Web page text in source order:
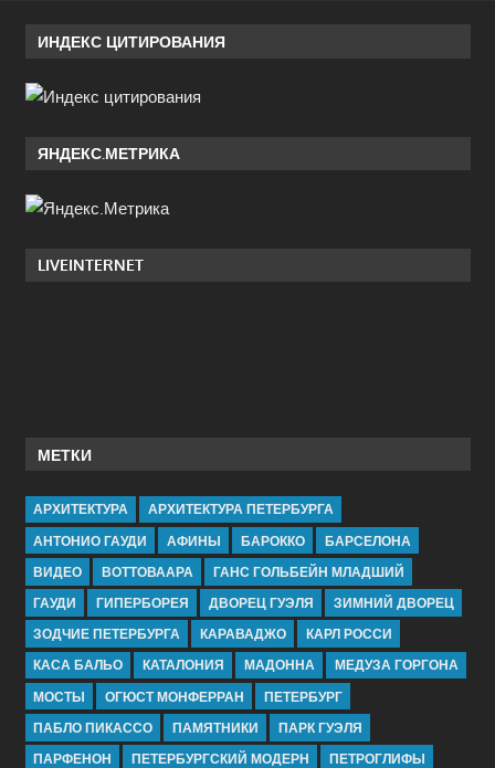
ИНДЕКС ЦИТИРОВАНИЯ
ЯНДЕКС.МЕТРИКА
LIVEINTERNET
МЕТКИ
АРХИТЕКТУРА
АРХИТЕКТУРА ПЕТЕРБУРГА
АНТОНИО ГАУДИ
АФИНЫ БАРОККО
БАРСЕЛОНА
ВИДЕО
ВОТТОВААРА
ГАНС ГОЛЬБЕЙН МЛАДШИЙ
ГАУДИ
ГИПЕРБОРЕЯ ДВОРЕЦ ГУЭЛЯ
ЗИМНИЙ ДВОРЕЦ
ЗОДЧИЕ ПЕТЕРБУРГА
КАРАВАДЖО
КАРЛ РОССИ
КАСА БАЛЬО
КАТАЛОНИЯ МАДОННА
МЕДУЗА ГОРГОНА
МОСТЫ
ОГЮСТ МОНФЕРРАН
ПЕТЕРБУРГ
ПАБЛО ПИКАССО
ПАМЯТНИКИ
ПАРК ГУЭЛЯ
ПАРФЕНОН
ПЕТЕРБУРГСКИЙ МОДЕРН ПЕТРОГЛИФЫ